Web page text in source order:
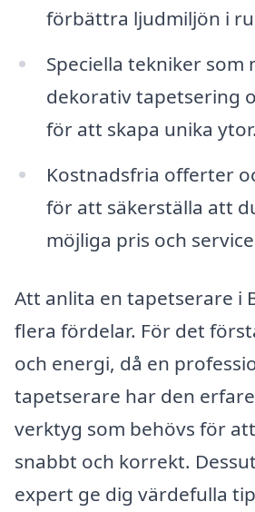
förbättra ljudmiljön i
Speciella tekniker som
dekorativ tapetsering
för att skapa unika ytor.
Kostnadsfria offerter
för att säkerställa att
möjliga pris och
Att anlita en tapetserare i
flera fördelar. För det
och energi, då en
tapetserare har den
verktyg som behövs för
snabbt och korrekt.
expert ge dig värdefulla